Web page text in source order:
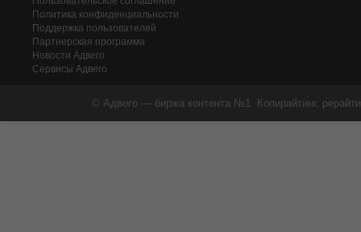
Политика конфиденциальности
Поддержка пользователей
Партнерская программа
Новости Адвего
Сервисы Адвего
© Адвего — биржа контента №1. Копирайтинг,